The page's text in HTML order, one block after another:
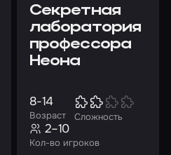
Секретная
лаборатория
профессора
Неона
Возраст
8-14
Сложность
Кол-во игроков
2–10